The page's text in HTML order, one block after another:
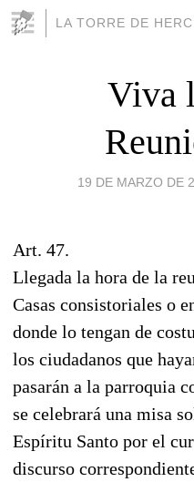
LA TORRE DE
Viva
19 DE MARZO DE
Art. 47.
Llegada la hora de la
Casas consistoriales o
donde lo tengan de
los ciudadanos que
pasarán a la parroquia
se celebrará una misa
Espíritu Santo por el
discurso